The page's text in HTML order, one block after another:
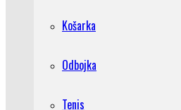
Košarka
Odbojka
Tenis